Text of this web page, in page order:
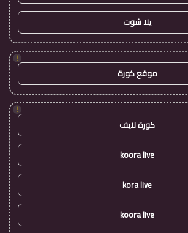
يلا شوت
!
موقع كورة
!
كورة لايف
koora live
kora live
koora live